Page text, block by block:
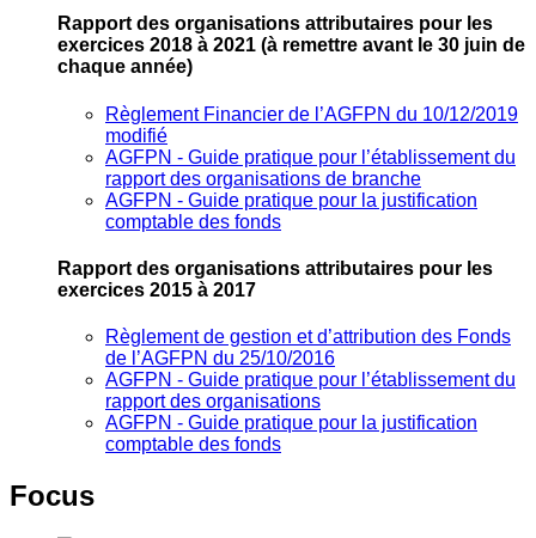
Rapport des organisations attributaires pour les
exercices 2018 à 2021 (à remettre avant le 30 juin de
chaque année)
Règlement Financier de l’AGFPN du 10/12/2019
modifié
AGFPN ‐ Guide pratique pour l’établissement du
rapport des organisations de branche
AGFPN ‐ Guide pratique pour la justification
comptable des fonds
Rapport des organisations attributaires pour les
exercices 2015 à 2017
Règlement de gestion et d’attribution des Fonds
de l’AGFPN du 25/10/2016
AGFPN ‐ Guide pratique pour l’établissement du
rapport des organisations
AGFPN ‐ Guide pratique pour la justification
comptable des fonds
Focus